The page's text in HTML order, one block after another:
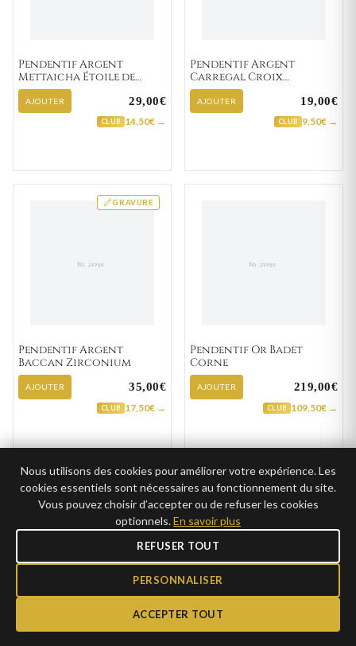
Pendentif Argent
Mettaicha Étoile de
David
AJOUTER 29,00€
CLUB 14,50€ →
Pendentif Argent
Carregal Croix
Chrétienne
AJOUTER 19,00€
CLUB 9,50€ →
GRAVURE
Pendentif Argent
Baccan Zirconium
AJOUTER 35,00€
CLUB 17,50€ →
Pendentif Or Badet
Corne
AJOUTER 219,00€
CLUB 109,50€ →
Pendentif Or Balen
Pendentif Or Fostin
Nous utilisons des cookies pour améliorer votre expérience. Les
cookies essentiels sont nécessaires au fonctionnement du site.
Vous pouvez choisir d’accepter ou de refuser les cookies
optionnels.En savoir plus
REFUSER TOUT
PERSONNALISER
ACCEPTER TOUT